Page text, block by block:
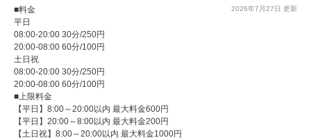
2026年7月27日 更新
■料金
平日
08:00-20:00 30分/250円
20:00-08:00 60分/100円
土日祝
08:00-20:00 30分/250円
20:00-08:00 60分/100円
■上限料金
【平日】8:00～20:00以内 最大料金600円
【平日】20:00～8:00以内 最大料金200円
【土日祝】8:00～20:00以内 最大料金1000円